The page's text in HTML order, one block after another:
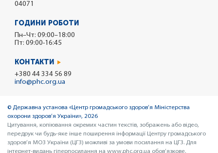
04071
ГОДИНИ РОБОТИ
Пн–Чт: 09:00–18:00
Пт: 09:00-16:45
КОНТАКТИ
+380 44 334 56 89
info@phc.org.ua
© Державна установа «Центр громадського здоров’я Міністерства
охорони здоров’я України», 2026
Цитування, копіювання окремих частин текстів, зображень або відео,
передрук чи будь-яке інше поширення інформації Центру громадського
здоров’я МОЗ України (ЦГЗ) можливі за умови посилання на ЦГЗ. Для
інтернет-видань гіперпосилання на www.phc.org.ua обов’язкове.